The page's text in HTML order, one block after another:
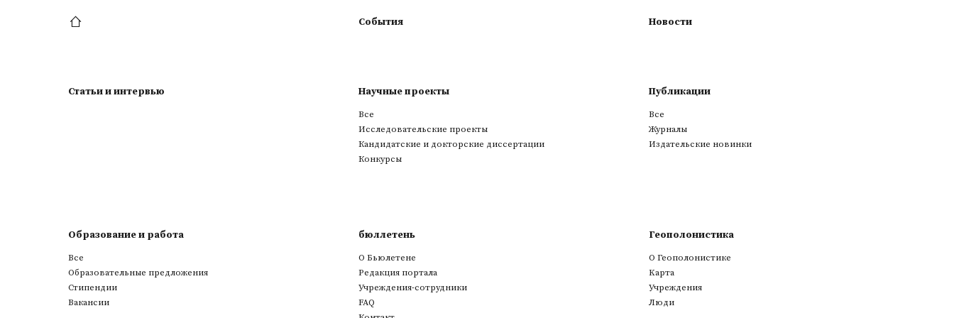
События Новости
Статьи и интервью Научные проекты
Все
Исследовательские проекты
Кандидатские и докторские диссертации
Конкурсы
Публикации
Все
Журналы
Издательские новинки
Образование и работа
Все
Образовательные предложения
Стипендии
Вакансии
бюллетень
О Бьюлетене
Редакция портала
Учреждения-сотрудники
FAQ
Геополонистика
О Геополонистике
Kарта
Учреждения
Люди